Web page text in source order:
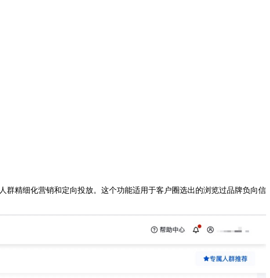
精细化营销和定向投放。这个功能适用于客户圈选出的浏览过品牌负向信